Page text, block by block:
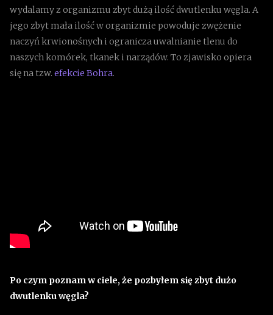
wydalamy z organizmu zbyt dużą ilość dwutlenku węgla. A
jego zbyt mała ilość w organizmie powoduje zwężenie
naczyń krwionośnych i ogranicza uwalnianie tlenu do
naszych komórek, tkanek i narządów. To zjawisko opiera
się na tzw. efekcie Bohra.
Po czym poznam w ciele, że pozbyłem się zbyt dużo
dwutlenku węgla?